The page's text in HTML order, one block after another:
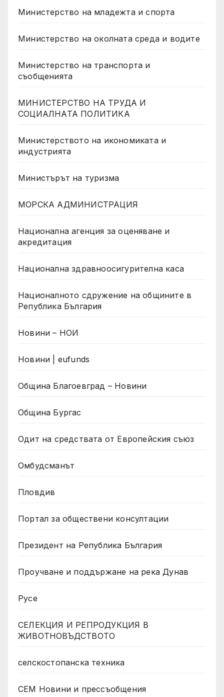
Министерство на младежта и спорта
Министерство на околната среда и водите
Министерство на транспорта и
съобщенията
МИНИСТЕРСТВО НА ТРУДА И
СОЦИАЛНАТА ПОЛИТИКА
Министерството на икономиката и
индустрията
Министърът на туризма
МОРСКА АДМИНИСТРАЦИЯ
Национална агенция за оценяване и
акредитация
Национална здравноосигурителна каса
Националното сдружение на общините в
Република България
Новини – НОИ
Новини | eufunds
Община Благоевград – Новини
Община Бургас
Одит на средствата от Европейския съюз
Омбудсманът
Пловдив
Портал за обществени консултации
Президент на Република България
Проучване и поддържане на река Дунав
Русе
СЕЛЕКЦИЯ И РЕПРОДУКЦИЯ В
ЖИВОТНОВЪДСТВОТО
селскостопанска техника
СЕМ Новини и прессъобщения